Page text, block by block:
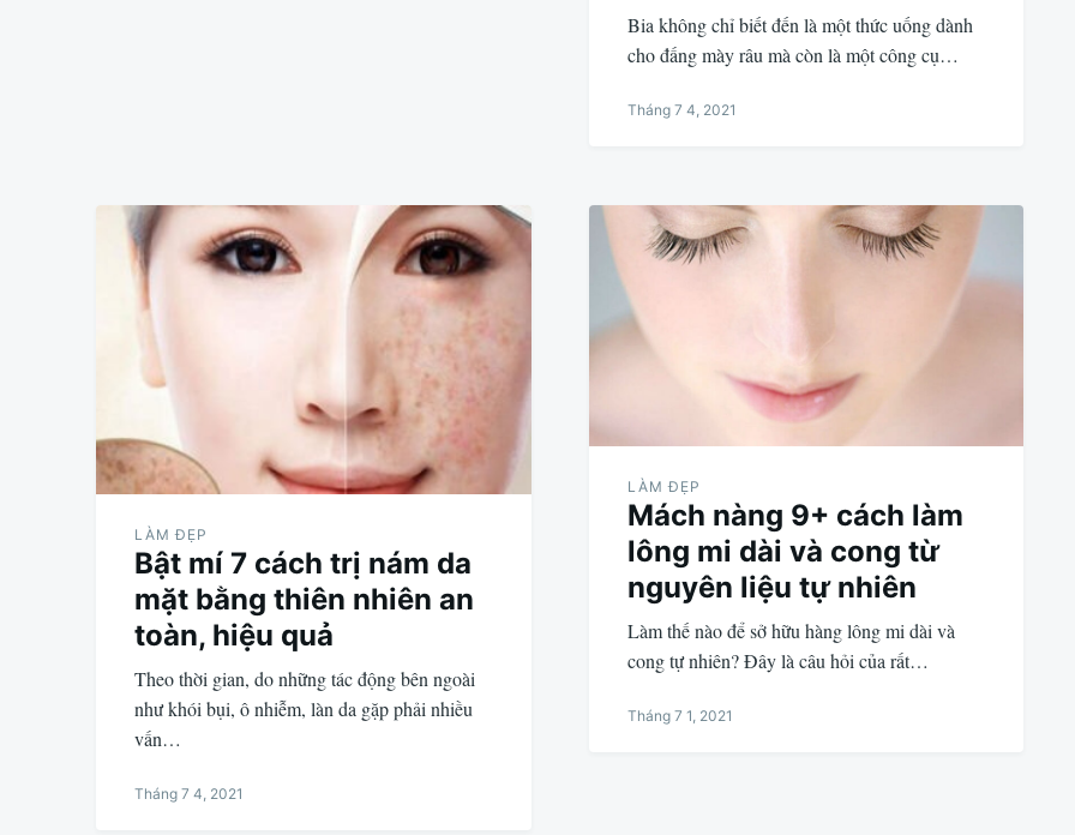
Bia không chỉ biết đến là một thức uống dành
cho đấng mày râu mà còn là một công cụ…
Tháng 7 4, 2021
LÀM ĐẸP
Bật mí 7 cách trị nám da
mặt bằng thiên nhiên an
toàn, hiệu quả
Theo thời gian, do những tác động bên ngoài
như khói bụi, ô nhiễm, làn da gặp phải nhiều
vấn…
Tháng 7 4, 2021
LÀM ĐẸP
Mách nàng 9+ cách làm
lông mi dài và cong từ
nguyên liệu tự nhiên
Làm thế nào để sở hữu hàng lông mi dài và
cong tự nhiên? Đây là câu hỏi của rất…
Tháng 7 1, 2021